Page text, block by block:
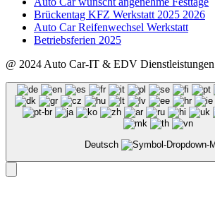
Brückentag KFZ Werkstatt 2025 2026
Auto Car Reifenwechsel Werkstatt
Betriebsferien 2025
@ 2024 Auto Car-IT & EDV Dienstleistungen
Deutsch